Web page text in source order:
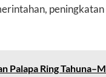
Palapa Ring